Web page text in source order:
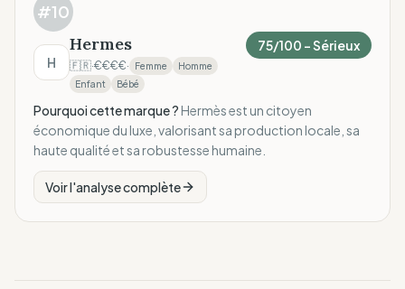
#10
H
Hermes
🇫🇷·€€€€· Femme
Homme
Enfant
Bébé
75/100 –Sérieux
Pourquoi cette marque ?Hermès est un citoyen
économique du luxe, valorisant sa production locale, sa
haute qualité et sa robustesse humaine.
Voir l'analyse complète